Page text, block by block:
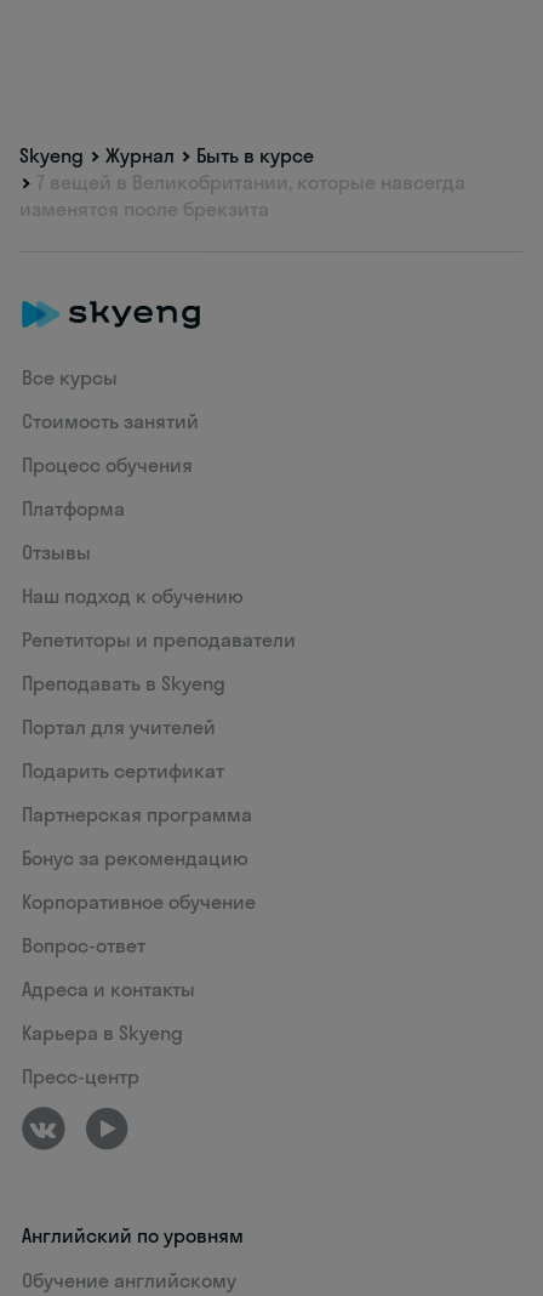
Skyeng Журнал
Быть в курсе
7 вещей в Великобритании, которые навсегда
изменятся после брекзита
Все курсы
Стоимость занятий
Процесс обучения
Платформа
Отзывы
Наш подход к обучению
Репетиторы и преподаватели
Преподавать в Skyeng
Портал для учителей
Подарить сертификат
Партнерская программа
Бонус за рекомендацию
Корпоративное обучение
Вопрос-ответ
Адреса и контакты
Карьера в Skyeng
Пресс-центр
Английский по уровням
Обучение английскому